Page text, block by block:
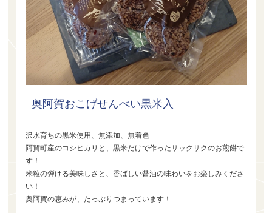
奥阿賀おこげせんべい黒米入
沢水育ちの黒米使用、無添加、無着色
阿賀町産のコシヒカリと、黒米だけで作ったサックサクのお煎餅で
す！
米粒の弾ける美味しさと、香ばしい醤油の味わいをお楽しみくださ
い！
奥阿賀の恵みが、たっぷりつまっています！